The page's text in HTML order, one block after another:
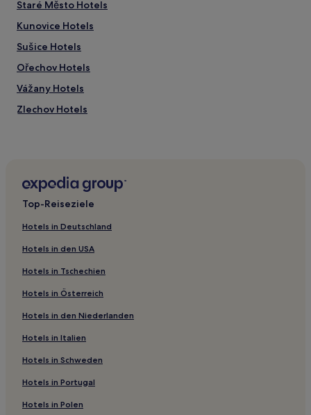
Staré Město Hotels
Kunovice Hotels
Sušice Hotels
Ořechov Hotels
Vážany Hotels
Zlechov Hotels
Modrá Hotels
Stříbrnice Hotels
Nedachlebice Hotels
Hluk Hotels
Veletiny Hotels
Ostrožská Nová Ves Hotels
Stupava Hotels
Koryčany Hotels
Huštěnovice Hotels
Napajedla Hotels
Střílky Hotels
Top-Reiseziele
Hotels in Deutschland
Hotels in den USA
Hotels in Tschechien
Hotels in Österreich
Hotels in den Niederlanden
Hotels in Italien
Hotels in Schweden
Hotels in Portugal
Hotels in Polen